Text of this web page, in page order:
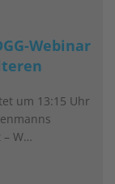
Webinar
um 13:15 Uhr
– W…